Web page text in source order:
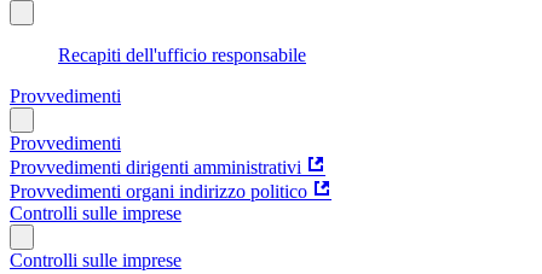
Recapiti dell'ufficio responsabile
Provvedimenti
Provvedimenti
Provvedimenti dirigenti amministrativi
Provvedimenti organi indirizzo politico
Controlli sulle imprese
Controlli sulle imprese